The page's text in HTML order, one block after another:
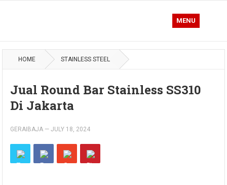
MENU
HOME STAINLESS STEEL
Jual Round Bar Stainless SS310
Di Jakarta
GERAIBAJA —JULY 18, 2024